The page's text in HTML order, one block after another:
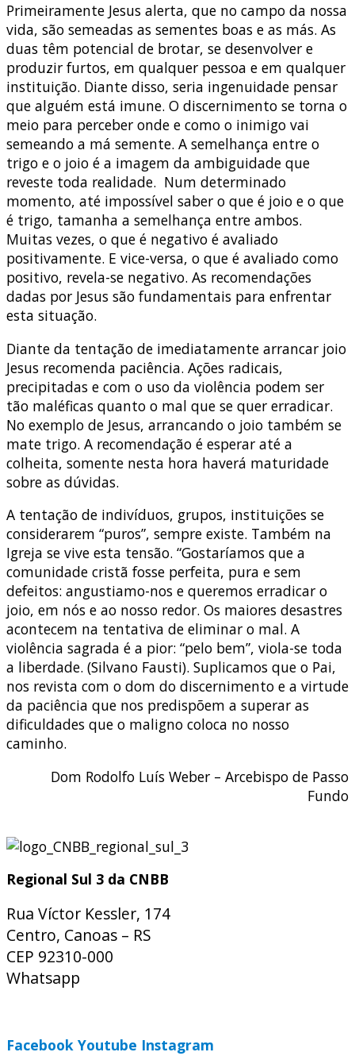
Primeiramente Jesus alerta, que no campo da nossa
vida, são semeadas as sementes boas e as más. As
duas têm potencial de brotar, se desenvolver e
produzir furtos, em qualquer pessoa e em qualquer
instituição. Diante disso, seria ingenuidade pensar
que alguém está imune. O discernimento se torna o
meio para perceber onde e como o inimigo vai
semeando a má semente. A semelhança entre o
trigo e o joio é a imagem da ambiguidade que
reveste toda realidade. Num determinado
momento, até impossível saber o que é joio e o que
é trigo, tamanha a semelhança entre ambos.
Muitas vezes, o que é negativo é avaliado
positivamente. E vice-versa, o que é avaliado como
positivo, revela-se negativo. As recomendações
dadas por Jesus são fundamentais para enfrentar
esta situação.
Diante da tentação de imediatamente arrancar joio
Jesus recomenda paciência. Ações radicais,
precipitadas e com o uso da violência podem ser
tão maléficas quanto o mal que se quer erradicar.
No exemplo de Jesus, arrancando o joio também se
mate trigo. A recomendação é esperar até a
colheita, somente nesta hora haverá maturidade
sobre as dúvidas.
A tentação de indivíduos, grupos, instituições se
considerarem “puros”, sempre existe. Também na
Igreja se vive esta tensão. “Gostaríamos que a
comunidade cristã fosse perfeita, pura e sem
defeitos: angustiamo-nos e queremos erradicar o
joio, em nós e ao nosso redor. Os maiores desastres
acontecem na tentativa de eliminar o mal. A
violência sagrada é a pior: “pelo bem”, viola-se toda
a liberdade. (Silvano Fausti). Suplicamos que o Pai,
nos revista com o dom do discernimento e a virtude
da paciência que nos predispõem a superar as
dificuldades que o maligno coloca no nosso
caminho.
Dom Rodolfo Luís Weber – Arcebispo de Passo
Fundo
Regional Sul 3 da CNBB
Rua Víctor Kessler, 174
Centro, Canoas – RS
CEP 92310-000
Whatsapp
Facebook Youtube Instagram